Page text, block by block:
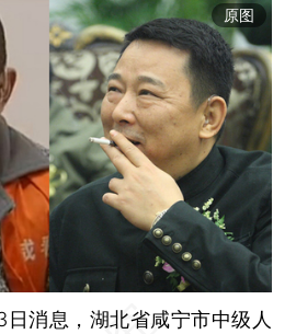
原图
息，湖北省咸宁市中级人